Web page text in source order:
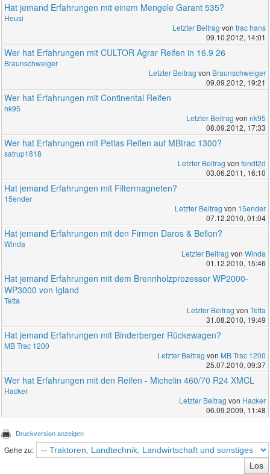
Hat jemand Erfahrungen mit einem Mengele Garant 535?
Heusi
Letzter Beitrag von trac hans
09.10.2012, 14:01
Wer hat Erfahrungen mit CULTOR Agrar Reifen in 16.9 26
Braunschweiger
Letzter Beitrag von Braunschweiger
09.09.2012, 19:21
Wer hat Erfahrungen mit Continental Reifen
nk95
Letzter Beitrag von nk95
08.09.2012, 17:33
Wer hat Erfahrungen mit Petlas Reifen auf MBtrac 1300?
satrup1818
Letzter Beitrag von fendt2d
03.06.2011, 16:10
Hat jemand Erfahrungen mit Filtermagneten?
15ender
Letzter Beitrag von 15ender
07.12.2010, 01:04
Hat jemand Erfahrungen mit den Firmen Daros & Bellon?
Winda
Letzter Beitrag von Winda
01.12.2010, 15:46
Hat jemand Erfahrungen mit dem Brennholzprozessor WP2000-
WP3000 von Igland
Tetta
Letzter Beitrag von Tetta
31.08.2010, 19:49
Hat jemand Erfahrungen mit Binderberger Rückewagen?
MB Trac 1200
Letzter Beitrag von MB Trac 1200
25.07.2010, 09:37
Wer hat Erfahrungen mit den Reifen - Michelin 460/70 R24 XMCL
Hacker
Letzter Beitrag von Hacker
06.09.2009, 11:48
Druckversion anzeigen
Gehe zu: